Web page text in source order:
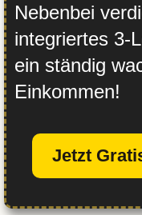
Nebenbei
integriertes 3-
ein ständig
Einkommen!
Jetzt